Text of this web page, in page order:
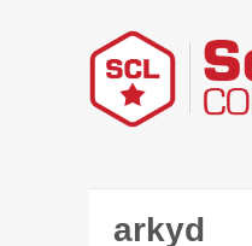
arkyd